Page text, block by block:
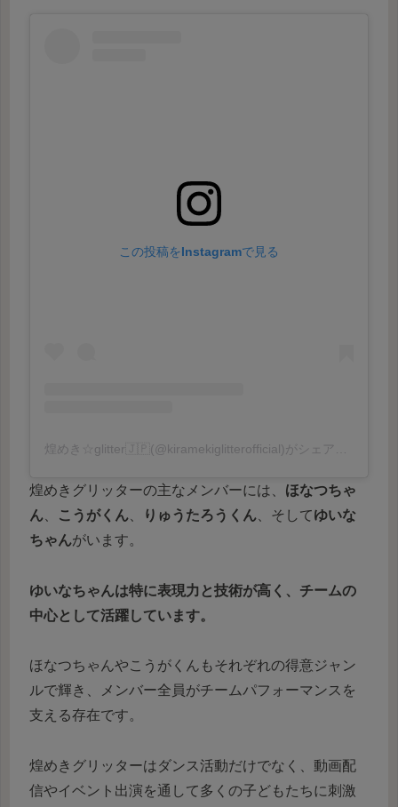
この投稿をInstagramで見る
煌めきグリッターの主なメンバーには、 ほなつちゃ
ん
こうがくん りゅうたろうくん 、そしてゆいな
ちゃんがいます。
ゆいなちゃんは特に表現力と技術が高く、チームの
中心として活躍しています。
ほなつちゃんやこうがくんもそれぞれの得意ジャン
ルで輝き、メンバー全員がチームパフォーマンスを
支える存在です。
煌めきグリッターはダンス活動だけでなく、動画配
信やイベント出演を通して多くの子どもたちに刺激